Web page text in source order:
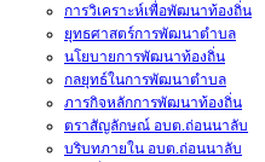
การวิเคราะห์เพื่อพัฒนาท้องถิ่น
ยุทธศาสตร์การพัฒนาตำบล
นโยบายการพัฒนาท้องถิ่น
กลยุทธ์ในการพัฒนาตำบล
ภารกิจหลักการพัฒนาท้องถิ่น
ตราสัญลักษณ์ อบต.ถ่อนนาลับ
บริบทภายใน อบต.ถ่อนนาลับ